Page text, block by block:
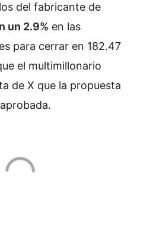
del fabricante de
un 2.9% en las
para cerrar en 182.47
el multimillonario
de X que la propuesta